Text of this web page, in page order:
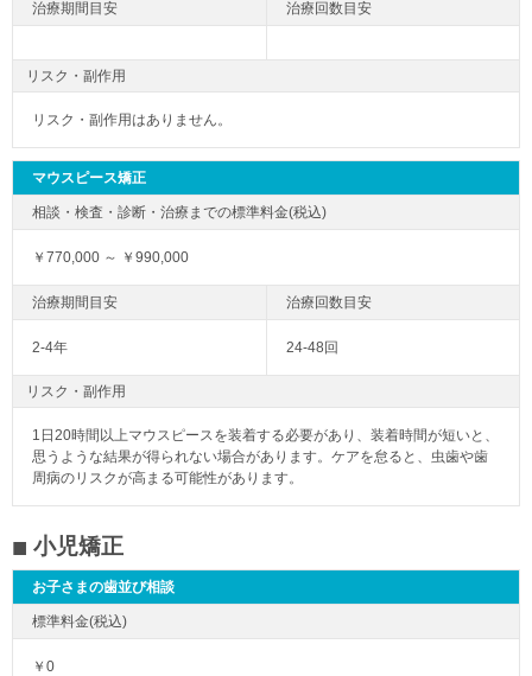
リスク・副作用
リスク・副作用はありません。
マウスピース矯正
￥770,000 ～ ￥990,000
2-4年 24-48回
リスク・副作用
1日20時間以上マウスピースを装着する必要があり、装着時間が短いと、
思うような結果が得られない場合があります。ケアを怠ると、虫歯や歯
周病のリスクが高まる可能性があります。
小児矯正
お子さまの歯並び相談
￥0